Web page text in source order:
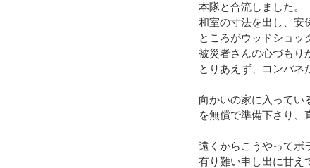
令和４年台風１５号（静岡市清
令和3年8月豪雨 令和3年7
本隊と合流しました。
和室の寸法を出し、安
ところがウッドショッ
被災者さんの心づもり
とりあえず、コンパネ
向かいの家に入ってい
を無償で準備下さり、
遠くからこうやってボ
有り難い申し出に甘え